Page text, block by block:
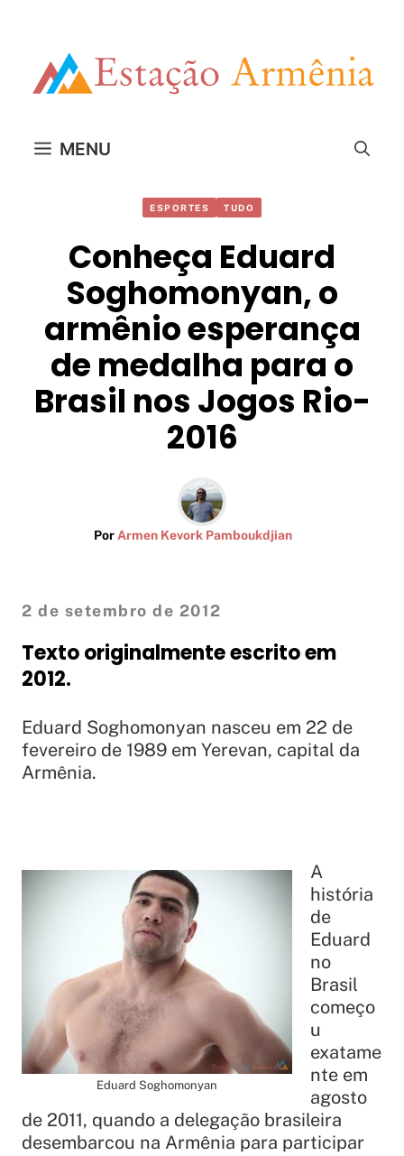
MENU
ESPORTES TUDO
Conheça Eduard
Soghomonyan, o
armênio esperança
de medalha para o
Brasil nos Jogos Rio-
2016
PorArmen Kevork Pamboukdjian
2 de setembro de 2012
Texto originalmente escrito em
2012.
Eduard Soghomonyan nasceu em 22 de
fevereiro de 1989 em Yerevan, capital da
Armênia.
Eduard Soghomonyan
A
história
de
Eduard
no
Brasil
começo
u
exatame
nte em
agosto
de 2011, quando a delegação brasileira
desembarcou na Armênia para participar